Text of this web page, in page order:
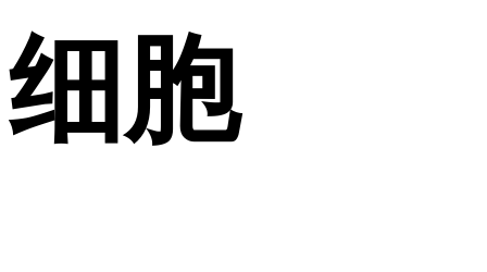
细胞